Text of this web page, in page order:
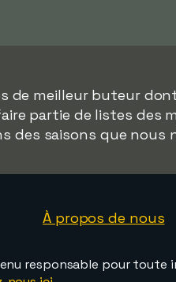
de meilleur buteur
partie de listes
des saisons que
À propos de nous
responsable pour toute